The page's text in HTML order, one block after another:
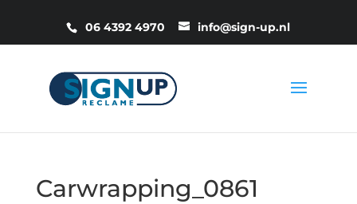
06 4392 4970 info@sign-up.nl
Carwrapping_0861